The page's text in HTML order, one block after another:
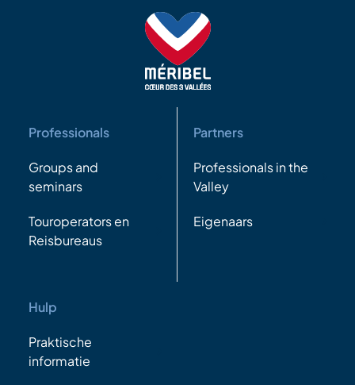
Professionals
Groups and
seminars
Touroperators en
Reisbureaus
Partners
Professionals in the
Valley
Eigenaars
Hulp
Praktische
informatie